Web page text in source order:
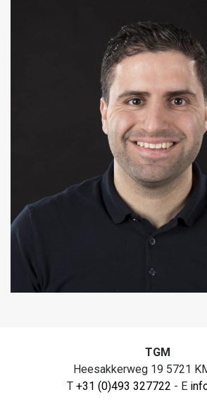
TGM
Heesakkerweg 19 5721
T +31 (0)493 327722 - E